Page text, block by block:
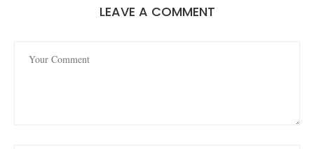
LEAVE A COMMENT